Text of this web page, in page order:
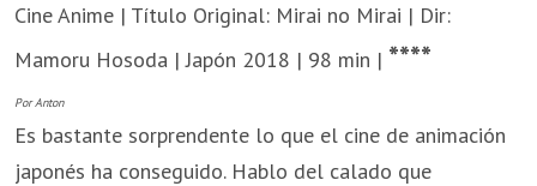
Cine Anime | Título Original: Mirai no Mirai | Dir:
Mamoru Hosoda | Japón 2018 | 98 min | ****
Por Anton
Es bastante sorprendente lo que el cine de animación
japonés ha conseguido. Hablo del calado que